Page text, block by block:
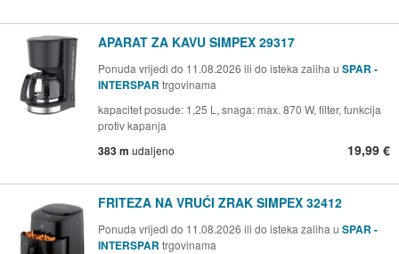
APARAT ZA KAVU SIMPEX 29317
Ponuda vrijedi do 11.08.2026 ili do isteka zaliha u SPAR -
INTERSPAR trgovinama
kapacitet posude: 1,25 L, snaga: max. 870 W, filter, funkcija
protiv kapanja
383 m udaljeno 19,99 €
FRITEZA NA VRUĆI ZRAK SIMPEX 32412
Ponuda vrijedi do 11.08.2026 ili do isteka zaliha u SPAR -
INTERSPAR trgovinama